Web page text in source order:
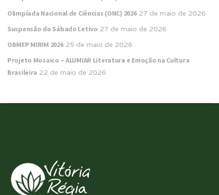
Olimpíada Nacional de Ciências (ONC) 2026 27 de maio de 2026
Suspensão do Sábado Letivo 27 de maio de 2026
OBMEP MIRIM 2026 25 de maio de 2026
Projeto Mosaico – ALUMIAR Literatura e Emoção na Cultura
Brasileira 22 de maio de 2026